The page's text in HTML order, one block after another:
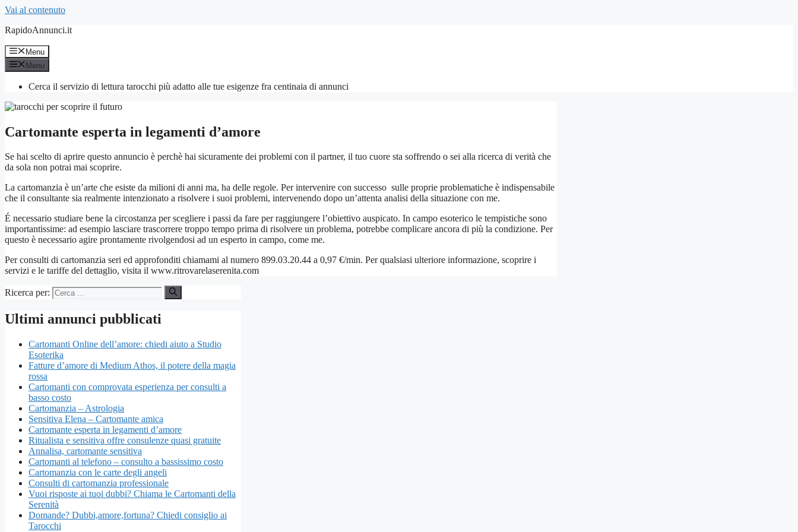
Vai al contenuto
RapidoAnnunci.it
Menu
Menu
Cerca il servizio di lettura tarocchi più adatto alle tue esigenze fra centinaia di annunci
Cartomante esperta in legamenti d’amore
Se hai scelto di aprire questo annuncio è perchè hai sicuramente dei problemi con il partner, il tuo cuore sta soffrendo o sei alla ricerca di verità che
da sola non potrai mai scoprire.
La cartomanzia è un’arte che esiste da milioni di anni ma, ha delle regole. Per intervenire con successo sulle proprie problematiche è indispensabile
che il consultante sia realmente intenzionato a risolvere i suoi problemi, intervenendo dopo un’attenta analisi della situazione con me.
É necessario studiare bene la circostanza per scegliere i passi da fare per raggiungere l’obiettivo auspicato. In campo esoterico le tempistiche sono
importantissime: ad esempio lasciare trascorrere troppo tempo prima di risolvere un problema, potrebbe complicare ancora di più la condizione. Per
questo è necessario agire prontamente rivolgendosi ad un esperto in campo, come me.
Per consulti di cartomanzia seri ed approfonditi chiamami al numero 899.03.20.44 a 0,97 €/min. Per qualsiasi ulteriore informazione, scoprire i
servizi e le tariffe del dettaglio, visita il www.ritrovarelaserenita.com
Ricerca per:
Ultimi annunci pubblicati
Cartomanti Online dell’amore: chiedi aiuto a Studio
Esoterika
Fatture d’amore di Medium Athos, il potere della magia
rossa
Cartomanti con comprovata esperienza per consulti a
basso costo
Cartomanzia – Astrologia
Sensitiva Elena – Cartomante amica
Cartomante esperta in legamenti d’amore
Ritualista e sensitiva offre consulenze quasi gratuite
Annalisa, cartomante sensitiva
Cartomanti al telefono – consulto a bassissimo costo
Cartomanzia con le carte degli angeli
Consulti di cartomanzia professionale
Vuoi risposte ai tuoi dubbi? Chiama le Cartomanti della
Serenità
Domande? Dubbi,amore,fortuna? Chiedi consiglio ai
Tarocchi